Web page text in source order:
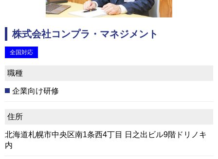
株式会社コンプラ・マネジメント
全国対応
職種
企業向け研修
住所
北海道札幌市中央区南1条西4丁目 日之出ビル9階ドリノキ
内